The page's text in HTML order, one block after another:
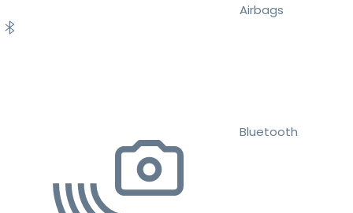
Airbags
Bluetooth